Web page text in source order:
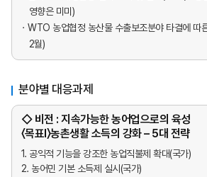
영향은 미미)
WTO 농업협정 농산물 수출보조분야 타결에 따
2월)
분야별 대응과제
◇ 비전 : 지속가능한 농어업으로의 육성
〈목표Ⅰ〉농촌생활 소득의 강화 – 5대 전략
1. 공익적 기능을 강조한 농업직불제 확대(국가)
2. 농어민 기본 소득제 실시(국가)